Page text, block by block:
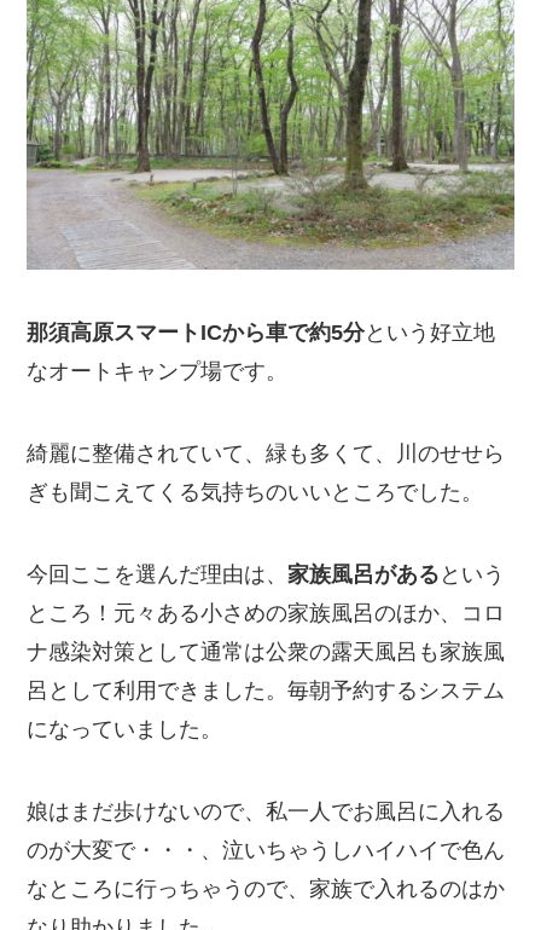
那須高原スマートICから車で約5分という好立地
なオートキャンプ場です。
綺麗に整備されていて、緑も多くて、川のせせら
ぎも聞こえてくる気持ちのいいところでした。
今回ここを選んだ理由は、家族風呂がある という
ところ！元々ある小さめの家族風呂のほか、コロ
ナ感染対策として通常は公衆の露天風呂も家族風
呂として利用できました。毎朝予約するシステム
になっていました。
娘はまだ歩けないので、私一人でお風呂に入れる
のが大変で・・・、泣いちゃうしハイハイで色ん
なところに行っちゃうので、家族で入れるのはか